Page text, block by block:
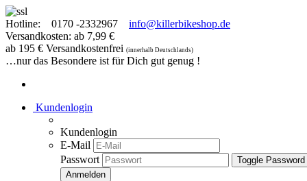
Hotline: 0170 -2332967
info@killerbikeshop.de
Versandkosten: ab 7,99 €
ab 195 € Versandkostenfrei (innerhalb Deutschlands)
…nur das Besondere ist für Dich gut genug !
Kundenlogin
Kundenlogin
E-Mail
Passwort
Toggle